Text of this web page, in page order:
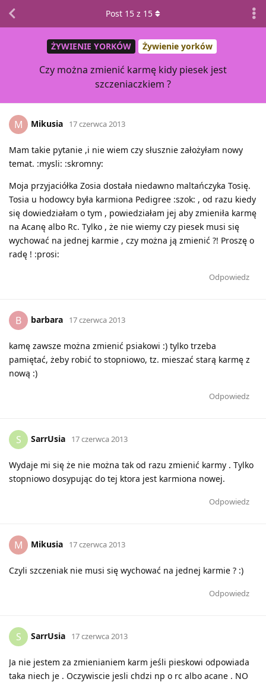
ŻYWIENIE YORKÓW Żywienie yorków
Czy można zmienić karmę kidy piesek jest
szczeniaczkiem ?
Post 15 z 15
M Mikusia 17 czerwca 2013
Mam takie pytanie ,i nie wiem czy słusznie założyłam nowy
temat. :mysli: :skromny:
Moja przyjaciółka Zosia dostała niedawno maltańczyka Tosię.
Tosia u hodowcy była karmiona Pedigree :szok: , od razu kiedy
się dowiedziałam o tym , powiedziałam jej aby zmieniła karmę
na Acanę albo Rc. Tylko , że nie wiemy czy piesek musi się
wychować na jednej karmie , czy można ją zmienić ?! Proszę o
radę ! :prosi:
Odpowiedz
B barbara 17 czerwca 2013
kamę zawsze można zmienić psiakowi :) tylko trzeba
pamiętać, żeby robić to stopniowo, tz. mieszać starą karmę z
nową :)
Odpowiedz
S SarrUsia 17 czerwca 2013
Wydaje mi się że nie można tak od razu zmienić karmy . Tylko
stopniowo dosypując do tej ktora jest karmiona nowej.
Odpowiedz
M Mikusia 17 czerwca 2013
Czyli szczeniak nie musi się wychować na jednej karmie ? :)
Odpowiedz
S SarrUsia 17 czerwca 2013
Ja nie jestem za zmienianiem karm jeśli pieskowi odpowiada
taka niech je . Oczywiscie jesli chdzi np o rc albo acane . NO